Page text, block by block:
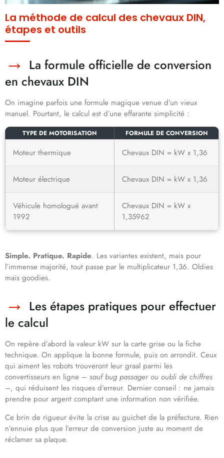
La méthode de calcul des chevaux DIN,
étapes et outils
La formule officielle de conversion
en chevaux DIN
On imagine parfois une formule magique venue d’un vieux
manuel. Pourtant, le calcul est d’une effarante simplicité :
TYPE DE MOTORISATION FORMULE DE CONVERSION
Moteur thermique Chevaux DIN = kW x 1,36
Moteur électrique Chevaux DIN = kW x 1,36
Véhicule homologué avant
1992
Chevaux DIN = kW x
1,35962
Simple. Pratique. Rapide. Les variantes existent, mais pour
l’immense majorité, tout passe par le multiplicateur 1,36. Oldies
mais goodies.
Les étapes pratiques pour effectuer
le calcul
On repère d’abord la valeur kW sur la carte grise ou la fiche
technique. On applique la bonne formule, puis on arrondit. Ceux
qui aiment les robots trouveront leur graal parmi les
convertisseurs en ligne – sauf bug passager ou oubli de chiffres
–, qui réduisent les risques d’erreur. Dernier conseil : ne jamais
prendre pour argent comptant une information non vérifiée.
Ce brin de rigueur évite la crise au guichet de la préfecture. Rien
n’ennuie plus que l’erreur de conversion juste au moment de
réclamer sa plaque.